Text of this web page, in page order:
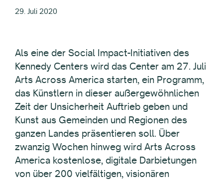
29. Juli 2020
Als eine der Social Impact-Initiativen des
Kennedy Centers wird das Center am 27. Juli
Arts Across America starten, ein Programm,
das Künstlern in dieser außergewöhnlichen
Zeit der Unsicherheit Auftrieb geben und
Kunst aus Gemeinden und Regionen des
ganzen Landes präsentieren soll. Über
zwanzig Wochen hinweg wird Arts Across
America kostenlose, digitale Darbietungen
von über 200 vielfältigen, visionären